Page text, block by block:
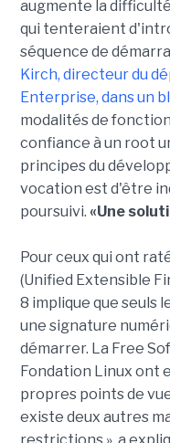
augmente la
qui tenteraient
séquence de
Kirch, directeur du
Enterprise, dans un
modalités de
confiance à un root
principes du
vocation est d'être
poursuivi. «Une
Pour ceux qui ont
(Unified Extensible
8 implique que seuls
une signature
démarrer. La Free
Fondation Linux ont
propres points de
existe deux autres